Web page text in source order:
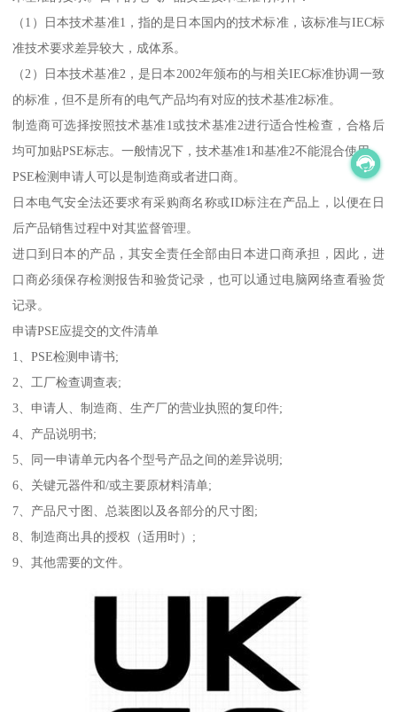
（1）日本技术基准1，指的是日本国内的技术标准，该标准与IEC标
准技术要求差异较大，成体系。
（2）日本技术基准2，是日本2002年颁布的与相关IEC标准协调一致
的标准，但不是所有的电气产品均有对应的技术基准2标准。
制造商可选择按照技术基准1或技术基准2进行适合性检查，合格后
均可加贴PSE标志。一般情况下，技术基准1和基准2不能混合使用。
PSE检测申请人可以是制造商或者进口商。
日本电气安全法还要求有采购商名称或ID标注在产品上，以便在日
后产品销售过程中对其监督管理。
进口到日本的产品，其安全责任全部由日本进口商承担，因此，进
口商必须保存检测报告和验货记录，也可以通过电脑网络查看验货
记录。
申请PSE应提交的文件清单
1、PSE检测申请书;
2、工厂检查调查表;
3、申请人、制造商、生产厂的营业执照的复印件;
4、产品说明书;
5、同一申请单元内各个型号产品之间的差异说明;
6、关键元器件和/或主要原材料清单;
7、产品尺寸图、总装图以及各部分的尺寸图;
8、制造商出具的授权（适用时）;
9、其他需要的文件。